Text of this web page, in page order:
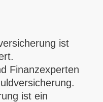
ist
Finanzexperten
ist ein